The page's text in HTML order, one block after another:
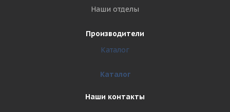
Наши отделы
Производители
Каталог
Каталог
Наши контакты